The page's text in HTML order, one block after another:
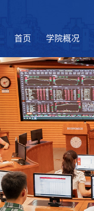
首页 学院概况